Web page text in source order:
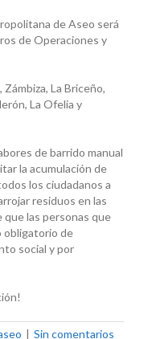
de Aseo será
de Operaciones y
La Briceño,
La Ofelia y
de barrido manual
la acumulación de
los ciudadanos a
residuos en las
que las personas que
obligatorio de
social y por
| Sin comentarios